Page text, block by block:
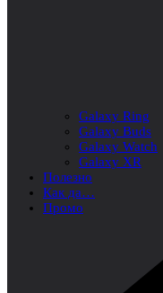
Galaxy Ring
Galaxy Buds
Galaxy Watch
Galaxy XR
Полезно
Как да…
Промо